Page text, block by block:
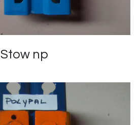
Stow np